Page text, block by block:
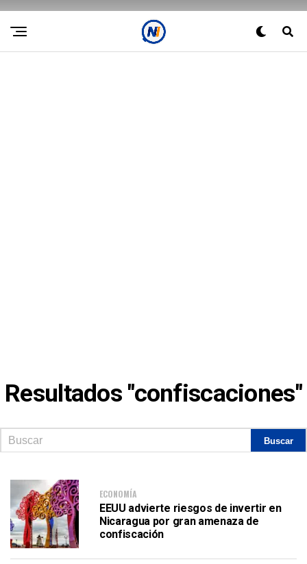
Resultados "confiscaciones"
ECONOMÍA
EEUU advierte riesgos de invertir en
Nicaragua por gran amenaza de
confiscación